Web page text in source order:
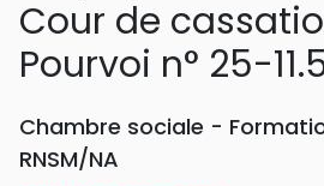
Cour de
Pourvoi n° 25-
Chambre sociale -
RNSM/NA